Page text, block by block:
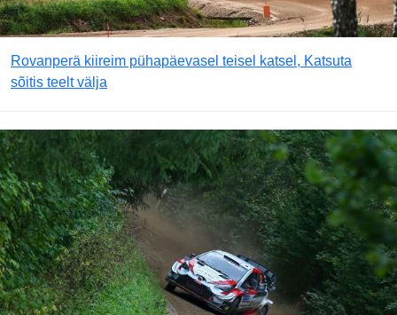
Rovanperä kiireim pühapäevasel teisel katsel, Katsuta
sõitis teelt välja